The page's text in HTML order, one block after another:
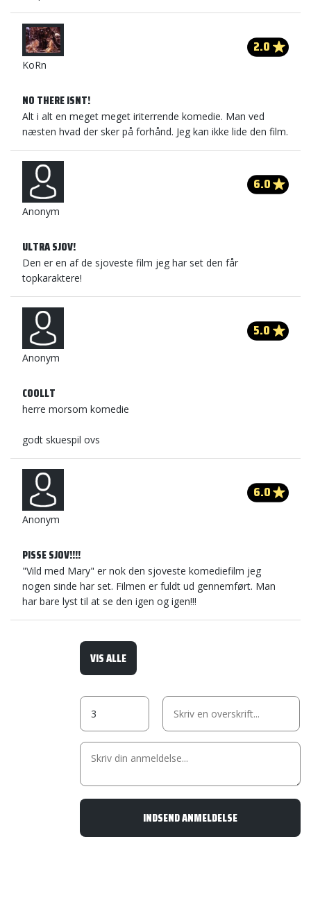
KoRn
2.0
NO THERE ISNT!
Alt i alt en meget meget iriterrende komedie. Man ved
næsten hvad der sker på forhånd. Jeg kan ikke lide den film.
Anonym
6.0
ULTRA SJOV!
Den er en af de sjoveste film jeg har set den får
topkaraktere!
Anonym
5.0
COOLLT
herre morsom komedie
godt skuespil ovs
Anonym
6.0
PISSE SJOV!!!!
"Vild med Mary" er nok den sjoveste komediefilm jeg
nogen sinde har set. Filmen er fuldt ud gennemført. Man
har bare lyst til at se den igen og igen!!!
VIS ALLE